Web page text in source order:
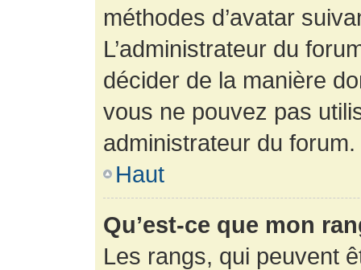
méthodes d’avatar
L’administrateur du
décider de la manière
vous ne pouvez pas
administrateur du forum.
Haut
Qu’est-ce que mon
Les rangs, qui peuvent